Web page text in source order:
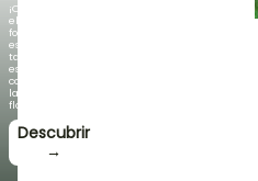
¡Cuando
el
follaje
es
tan
espectacular
como
la
floración!
Descubrir
→